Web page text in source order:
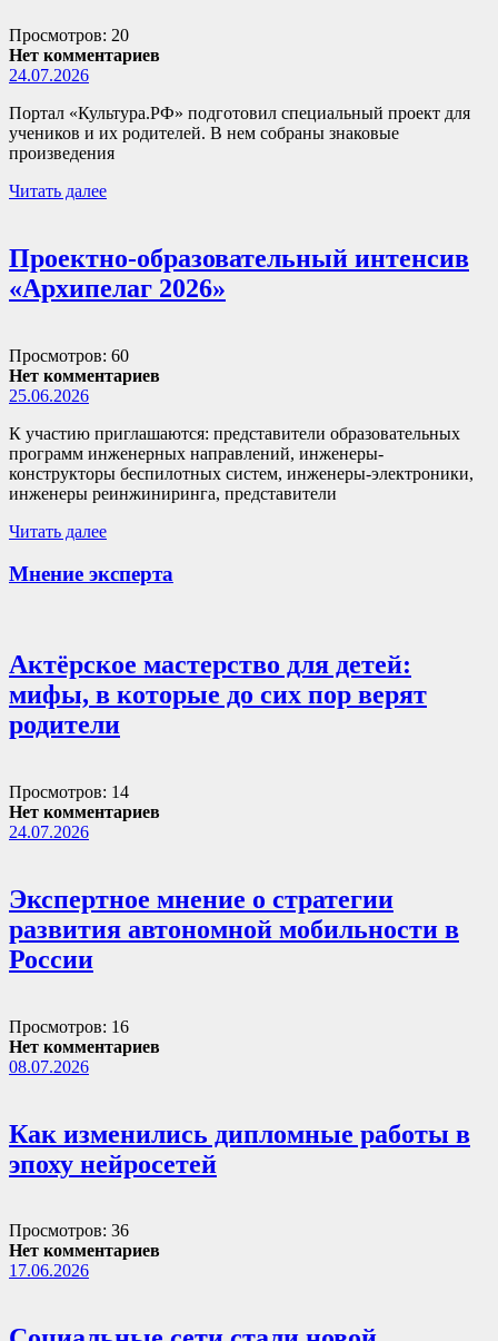
Просмотров: 20
Нет комментариев
24.07.2026
Портал «Культура.РФ» подготовил специальный проект для
учеников и их родителей. В нем собраны знаковые
произведения
Читать далее
Проектно-образовательный интенсив
«Архипелаг 2026»
Просмотров: 60
Нет комментариев
25.06.2026
К участию приглашаются: представители образовательных
программ инженерных направлений, инженеры-
конструкторы беспилотных систем, инженеры-электроники,
инженеры реинжиниринга, представители
Читать далее
Мнение эксперта
Актёрское мастерство для детей:
мифы, в которые до сих пор верят
родители
Просмотров: 14
Нет комментариев
24.07.2026
Экспертное мнение о стратегии
развития автономной мобильности в
России
Просмотров: 16
Нет комментариев
08.07.2026
Как изменились дипломные работы в
эпоху нейросетей
Просмотров: 36
Нет комментариев
17.06.2026